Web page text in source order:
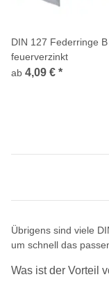
DIN 127 Federringe
feuerverzinkt
ab 4,09 € *
Übrigens sind viele
um schnell das
Was ist der Vorteil